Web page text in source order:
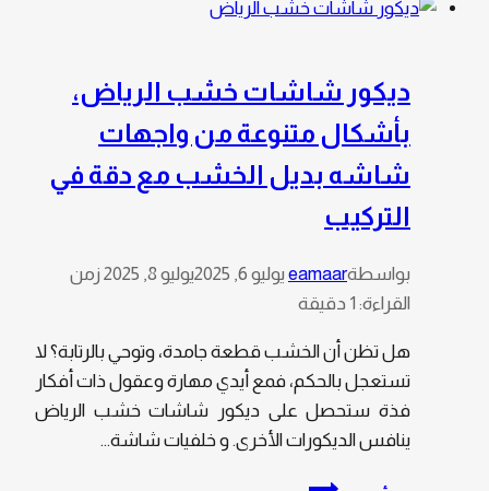
الرياض
خيالي
مع
أفخم
ديكورات
داخلية
بالرياض
وبعدة
اشكال
وتصاميم
ديكور شاشات خشب الرياض،
بأشكال متنوعة من واجهات
شاشه بديل الخشب مع دقة في
التركيب
بواسطةeamaar يوليو 6, 2025 يوليو 8, 2025
زمن
القراءة: 1 دقيقة
هل تظن أن الخشب قطعة جامدة، وتوحي بالرتابة؟ لا
تستعجل بالحكم، فمع أيدي مهارة وعقول ذات أفكار
فذة ستحصل على ديكور شاشات خشب الرياض
ينافس الديكورات الأخرى. و خلفيات شاشة…